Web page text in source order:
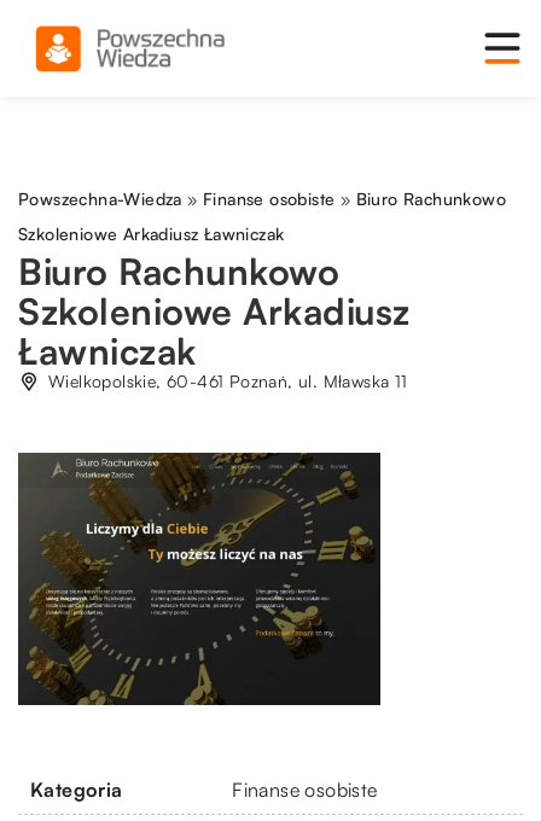
Powszechna-Wiedza » Finanse osobiste » Biuro Rachunkowo
Szkoleniowe Arkadiusz Ławniczak
Biuro Rachunkowo
Szkoleniowe Arkadiusz
Ławniczak
Wielkopolskie, 60-461 Poznań, ul. Mławska 11
Kategoria Finanse osobiste